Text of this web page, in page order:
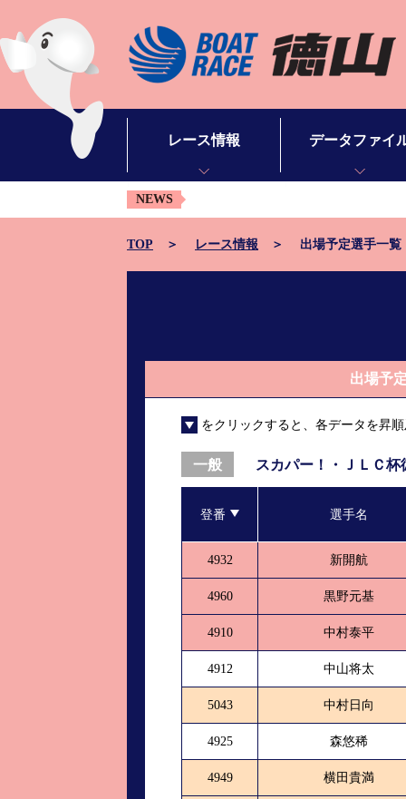
レース情報
シリーズインデックス
出場予定選手一覧
モーター抽選結果・前検タイムランキング
進入コース別選手成績
全国進入コース別選手成績
データファイ
ボートデータ
山口支部選手一覧
山口支部選手優勝
スター候補選手＆
ムービー集
NEWS
TOP レース情報 出場予定選手一覧
出場予
をクリックすると、各データを昇
一般 スカパー！・ＪＬＣ
登番 選手名
4932 新開航
4960 黒野元基
4910 中村泰平
4912 中山将太
5043 中村日向
4925 森悠稀
4949 横田貴満